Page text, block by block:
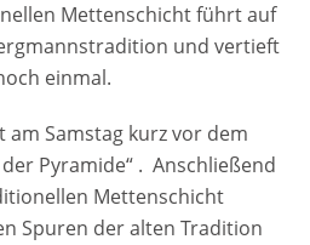
Mettenschicht führt auf
und vertieft
einmal.
Samstag kurz vor dem
Pyramide“ . Anschließend
Mettenschicht
Spuren der alten Tradition